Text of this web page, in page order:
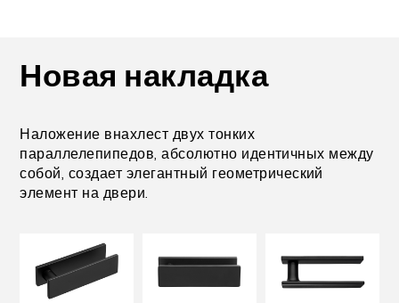
Круглые ручки для дверей
Ручки для подъемно-сдвижных дверей
Ручки для подъемно-сдвижных дверей
ОТДЕЛКИ
СИСТЕМЫ
УСЛУГИ
ВСЕ ПРОЕКТЫ
Новая накладка
Наложение внахлест двух тонких
параллелепипедов, абсолютно идентичных между
собой, создает элегантный геометрический
элемент на двери.